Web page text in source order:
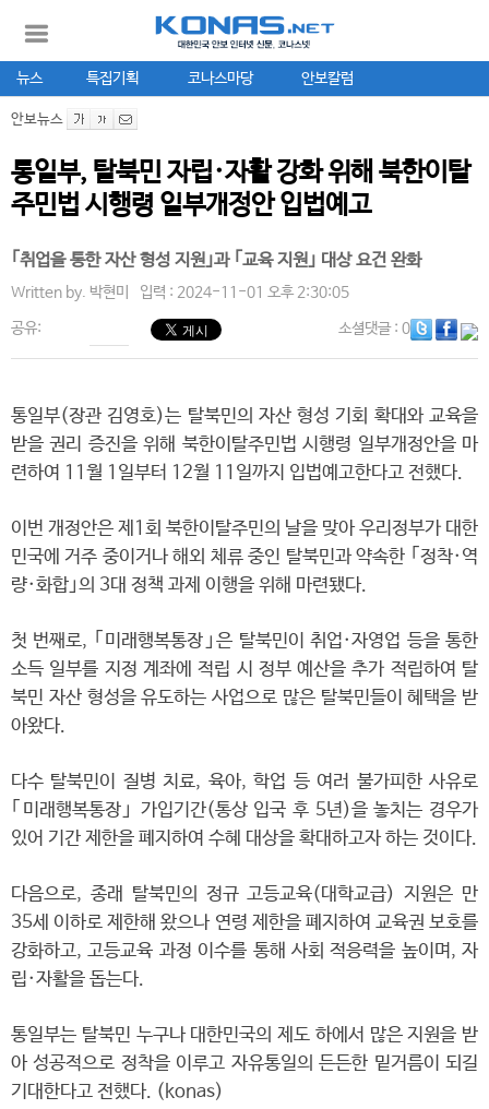
뉴스 특집기획 코나스마당 안보칼럼
안보뉴스
통일부, 탈북민 자립·자활 강화 위해 북한이탈
주민법 시행령 일부개정안 입법예고
｢취업을 통한 자산 형성 지원｣과 ｢교육 지원｣ 대상 요건 완화
Written by. 박현미 입력 : 2024-11-01 오후 2:30:05
공유: 소셜댓글: 0
통일부(장관 김영호)는 탈북민의 자산 형성 기회 확대와 교육을
받을 권리 증진을 위해 북한이탈주민법 시행령 일부개정안을 마
련하여 11월 1일부터 12월 11일까지 입법예고한다고 전했다.
이번 개정안은 제1회 북한이탈주민의 날을 맞아 우리정부가 대한
민국에 거주 중이거나 해외 체류 중인 탈북민과 약속한 ｢정착·역
량·화합｣의 3대 정책 과제 이행을 위해 마련됐다.
첫 번째로, ｢미래행복통장｣은 탈북민이 취업·자영업 등을 통한
소득 일부를 지정 계좌에 적립 시 정부 예산을 추가 적립하여 탈
북민 자산 형성을 유도하는 사업으로 많은 탈북민들이 혜택을 받
아왔다.
다수 탈북민이 질병 치료, 육아, 학업 등 여러 불가피한 사유로
｢미래행복통장｣ 가입기간(통상 입국 후 5년)을 놓치는 경우가
있어 기간 제한을 폐지하여 수혜 대상을 확대하고자 하는 것이다.
다음으로, 종래 탈북민의 정규 고등교육(대학교급) 지원은 만
35세 이하로 제한해 왔으나 연령 제한을 폐지하여 교육권 보호를
강화하고, 고등교육 과정 이수를 통해 사회 적응력을 높이며, 자
립·자활을 돕는다.
통일부는 탈북민 누구나 대한민국의 제도 하에서 많은 지원을 받
아 성공적으로 정착을 이루고 자유통일의 든든한 밑거름이 되길
기대한다고 전했다. (konas)